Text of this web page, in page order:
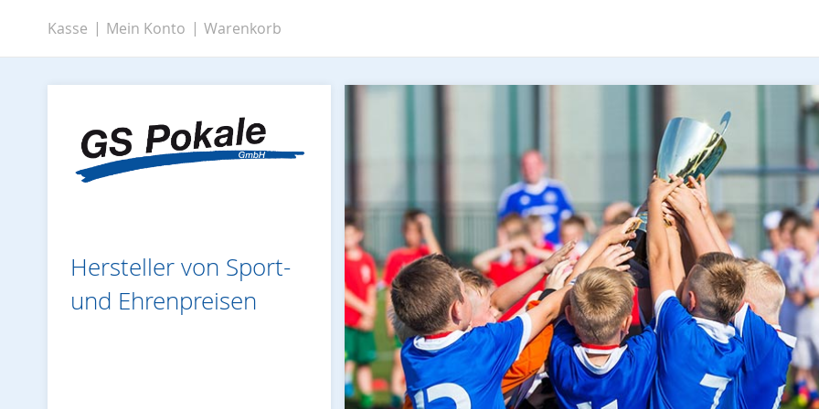
Zum
Inhalt
springen
Kasse Mein Konto Warenkorb
Hersteller von Sport-
und Ehrenpreisen